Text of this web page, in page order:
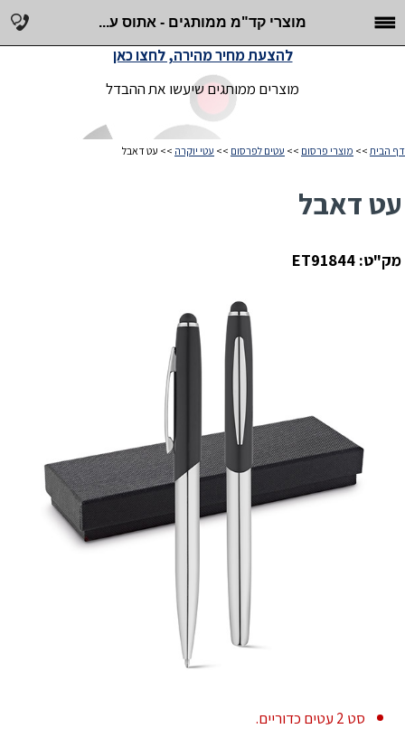
מוצרי קד"מ ממותגים - אתוס ע...
מוצרים ממותגים שיעשו את ההבדל
להצעת מחיר מהירה, לחצו כאן
דף הבית >> מוצרי פרסום >> עטים לפרסום >> עטי יוקרה >> עט דאבל
עט דאבל
מק"ט: ET91844
סט 2 עטים כדוריים.